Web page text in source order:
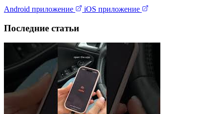
Android приложение iOS приложение
Последние статьи